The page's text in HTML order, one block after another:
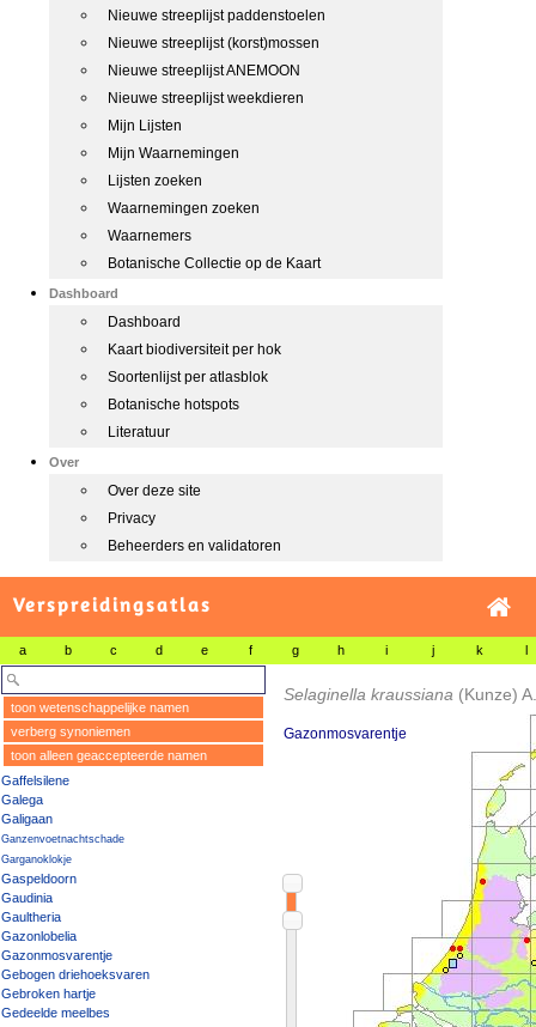
Nieuwe streeplijst paddenstoelen
Nieuwe streeplijst (korst)mossen
Nieuwe streeplijst ANEMOON
Nieuwe streeplijst weekdieren
Mijn Lijsten
Mijn Waarnemingen
Lijsten zoeken
Waarnemingen zoeken
Waarnemers
Botanische Collectie op de Kaart
Dashboard
Dashboard
Kaart biodiversiteit per hok
Soortenlijst per atlasblok
Botanische hotspots
Literatuur
Over
Over deze site
Privacy
Beheerders en validatoren
Verspreidingsatlas
a b c d e f g h i j k l
toon wetenschappelijke namen
verberg synoniemen
toon alleen geaccepteerde namen
Gaffelsilene
Galega
Galigaan
Ganzenvoetnachtschade
Garganoklokje
Gaspeldoorn
Gaudinia
Gaultheria
Gazonlobelia
Gazonmosvarentje
Gebogen driehoeksvaren
Gebroken hartje
Gedeelde meelbes
Selaginella kraussiana (Kunze)
Gazonmosvarentje